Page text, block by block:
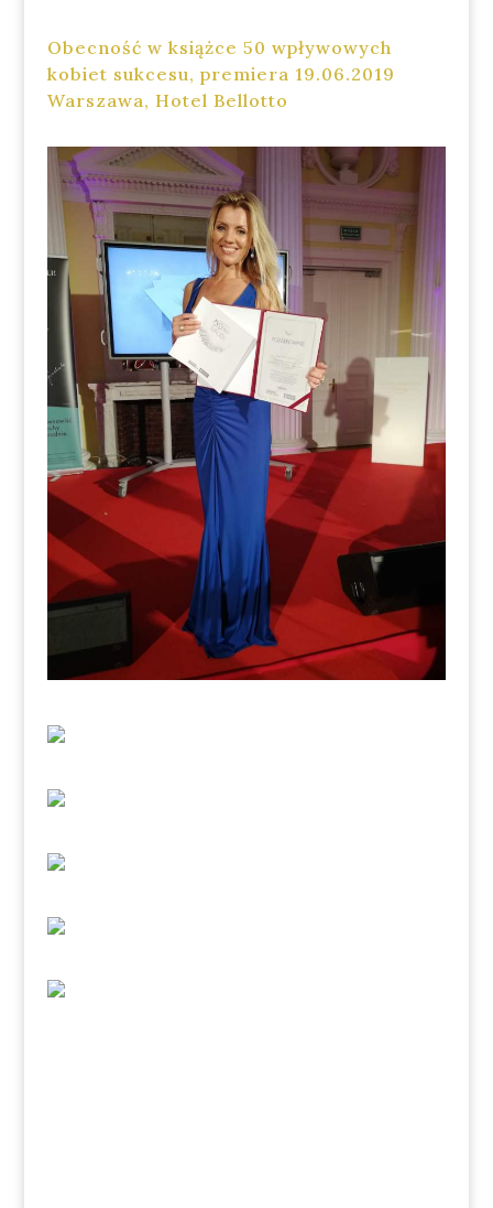
Obecność w książce 50 wpływowych
kobiet sukcesu, premiera 19.06.2019
Warszawa, Hotel Bellotto